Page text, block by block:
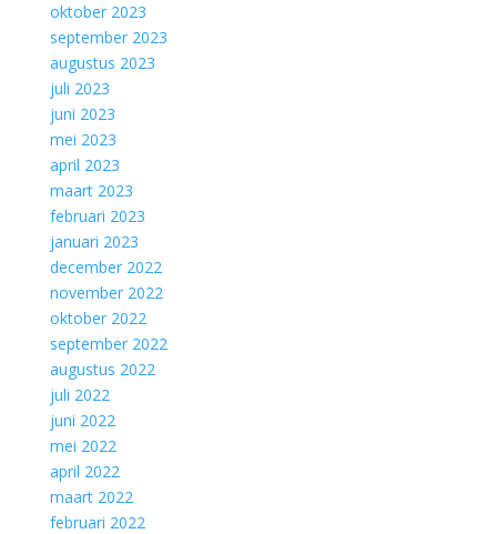
oktober 2023
september 2023
augustus 2023
juli 2023
juni 2023
mei 2023
april 2023
maart 2023
februari 2023
januari 2023
december 2022
november 2022
oktober 2022
september 2022
augustus 2022
juli 2022
juni 2022
mei 2022
april 2022
maart 2022
februari 2022